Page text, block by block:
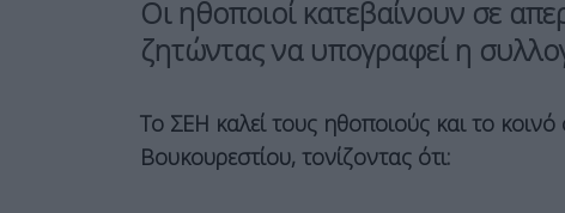
Οι ηθοποιοί κατεβαίνουν σε
ζητώντας να υπογραφεί η
Το ΣΕΗ καλεί τους ηθοποιούς και το
Βουκουρεστίου, τονίζοντας ότι: